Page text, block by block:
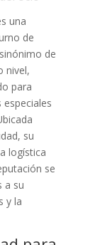
una
de
de
nivel,
para
su
logística
se
a su
y la